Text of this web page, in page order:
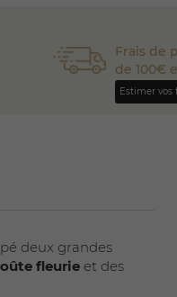
Frais de
de 100€
Estimer vos
deux grandes
fleurie et des